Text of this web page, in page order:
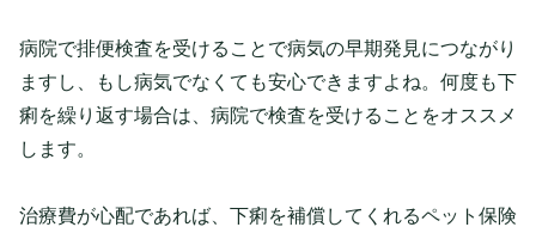
病院で排便検査を受けることで病気の早期発見につながり
ますし、もし病気でなくても安心できますよね。何度も下
痢を繰り返す場合は、病院で検査を受けることをオススメ
します。
治療費が心配であれば、下痢を補償してくれるペット保険